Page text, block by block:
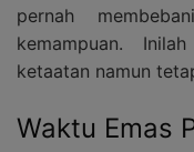
pernah
kemampuan.
ketaatan namun
Waktu Emas